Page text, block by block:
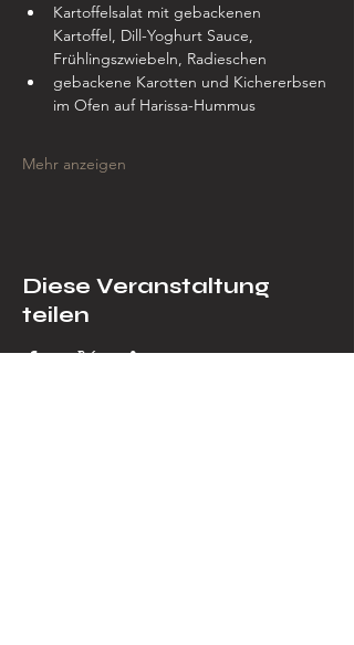
Kartoffelsalat mit gebackenen
Kartoffel, Dill-Yoghurt Sauce,
Frühlingszwiebeln, Radieschen
gebackene Karotten und Kichererbsen
im Ofen auf Harissa-Hummus
Mehr anzeigen
Diese Veranstaltung
teilen